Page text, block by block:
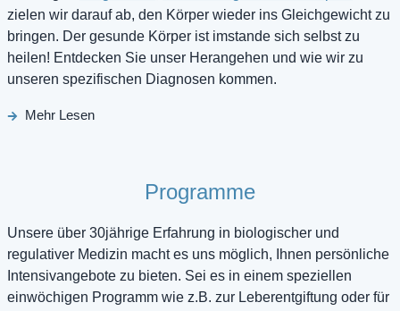
zielen wir darauf ab, den Körper wieder ins Gleichgewicht zu
bringen. Der gesunde Körper ist imstande sich selbst zu
heilen! Entdecken Sie unser Herangehen und wie wir zu
unseren spezifischen Diagnosen kommen.
Mehr Lesen
Programme
Unsere über 30jährige Erfahrung in biologischer und
regulativer Medizin macht es uns möglich, Ihnen persönliche
Intensivangebote zu bieten. Sei es in einem speziellen
einwöchigen Programm wie z.B. zur Leberentgiftung oder für